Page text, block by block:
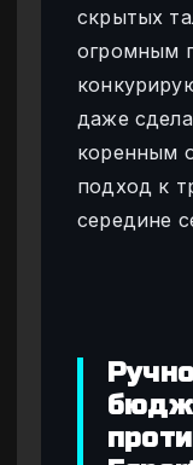
скрытых
огромным
даже
коренным
подход к
середине